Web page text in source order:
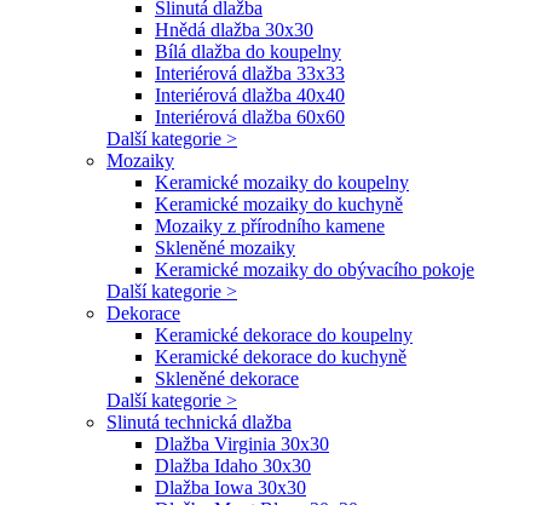
Slinutá dlažba
Hnědá dlažba 30x30
Bílá dlažba do koupelny
Interiérová dlažba 33x33
Interiérová dlažba 40x40
Interiérová dlažba 60x60
Další kategorie >
Mozaiky
Keramické mozaiky do koupelny
Keramické mozaiky do kuchyně
Mozaiky z přírodního kamene
Skleněné mozaiky
Keramické mozaiky do obývacího pokoje
Další kategorie >
Dekorace
Keramické dekorace do koupelny
Keramické dekorace do kuchyně
Skleněné dekorace
Další kategorie >
Slinutá technická dlažba
Dlažba Virginia 30x30
Dlažba Idaho 30x30
Dlažba Iowa 30x30